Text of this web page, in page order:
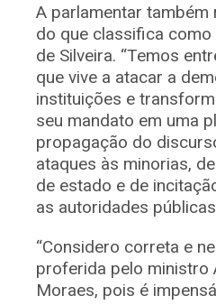
A parlamentar
do que classifica como
de Silveira. “Temos
que vive a atacar a
instituições e
seu mandato em uma
propagação do
ataques às minorias,
de estado e de
as autoridades
“Considero correta e
proferida pelo ministro
Moraes, pois é